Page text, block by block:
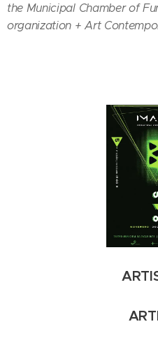
the Municipal Chamber of
organization + Art